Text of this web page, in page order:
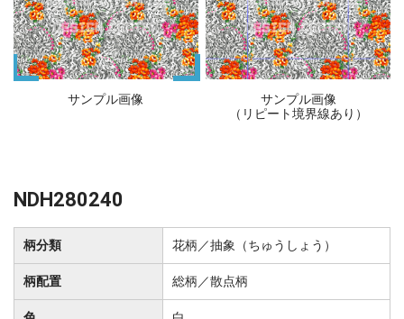
サンプル画像
サンプル画像
（リピート境界線あり）
NDH280240
柄分類 花柄／抽象（ちゅうしょう）
柄配置 総柄／散点柄